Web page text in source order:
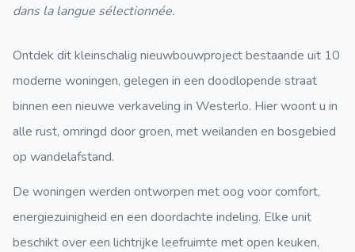
dans la langue sélectionnée.
Ontdek dit kleinschalig nieuwbouwproject bestaande uit 10
moderne woningen, gelegen in een doodlopende straat
binnen een nieuwe verkaveling in Westerlo. Hier woont u in
alle rust, omringd door groen, met weilanden en bosgebied
op wandelafstand.
De woningen werden ontworpen met oog voor comfort,
energiezuinigheid en een doordachte indeling. Elke unit
beschikt over een lichtrijke leefruimte met open keuken,